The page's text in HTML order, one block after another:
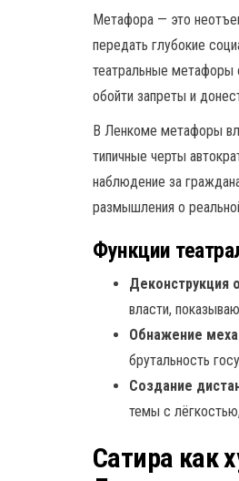
Метафора — это
передать глубокие
театральные метафоры
обойти запреты и
В Ленкоме метафоры
типичные черты
наблюдение за
размышления о
Функции
Деконструкция
власти,
Обнажение
брутальность
Создание
темы с
Сатира как